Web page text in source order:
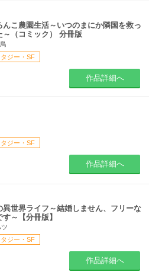
んこ農園生活～いつのまにか隣国を救っ
～（コミック） 分冊版
ジー・SF
作品詳細へ
ジー・SF
作品詳細へ
異世界ライフ～結婚しません、フリーな
～【分冊版】
ジー・SF
作品詳細へ